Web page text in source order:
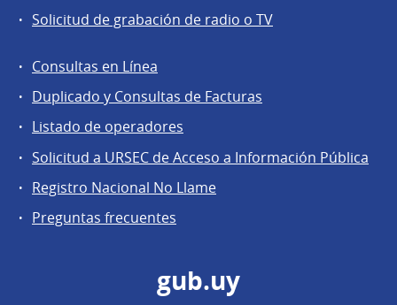
Solicitud de grabación de radio o TV
Agentes
regulados
Consultas en Línea
Duplicado y Consultas de Facturas
Listado de operadores
Solicitud a URSEC de Acceso a Información Pública
Registro Nacional No Llame
Preguntas frecuentes
gub.uy